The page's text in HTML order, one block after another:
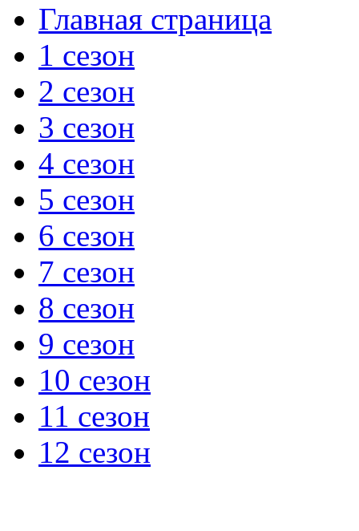
Главная страница
1 сезон
2 сезон
3 сезон
4 сезон
5 сезон
6 сезон
7 сезон
8 сезон
9 сезон
10 сезон
11 сезон
12 сезон